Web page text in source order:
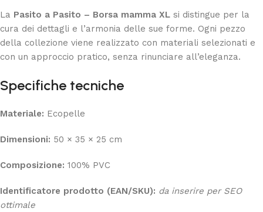
La Pasito a Pasito – Borsa mamma XL si distingue per la
cura dei dettagli e l’armonia delle sue forme. Ogni pezzo
della collezione viene realizzato con materiali selezionati e
con un approccio pratico, senza rinunciare all’eleganza.
Specifiche tecniche
Materiale: Ecopelle
Dimensioni: 50 × 35 × 25 cm
Composizione: 100% PVC
Identificatore prodotto (EAN/SKU): da inserire per SEO
ottimale